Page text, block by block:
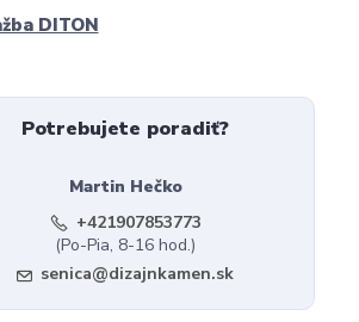
DITON
Potrebujete poradiť?
Martin Hečko
+421907853773
(Po-Pia, 8-16 hod.)
senica@dizajnkamen.sk